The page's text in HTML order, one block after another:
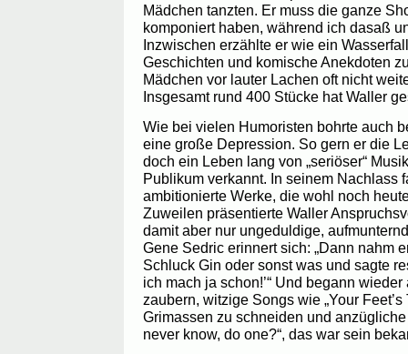
Mädchen tanzten. Er muss die ganze
komponiert haben, während ich dasaß
Inzwischen erzählte er wie ein
Geschichten und komische Anekdoten
Mädchen vor lauter Lachen oft nicht
Insgesamt rund 400 Stücke hat Waller
Wie bei vielen Humoristen bohrte auch
eine große Depression. So gern er die
doch ein Leben lang von „seriöser“
Publikum verkannt. In seinem Nachlass
ambitionierte Werke, die wohl noch
Zuweilen präsentierte Waller
damit aber nur ungeduldige,
Gene Sedric erinnert sich: „Dann nahm
Schluck Gin oder sonst was und sagte
ich mach ja schon!’“ Und begann
zaubern, witzige Songs wie „Your Feet’s
Grimassen zu schneiden und
never know, do one?“, das war sein